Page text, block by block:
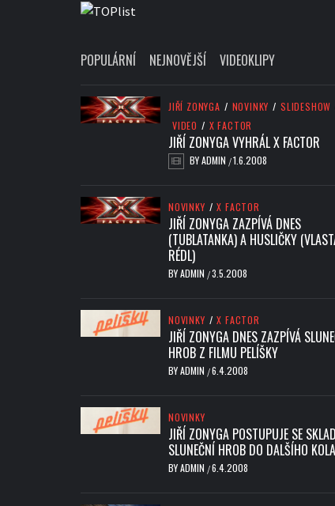
POPULÁRNÍ NEJNOVĚJŠÍ VIDEOKLIPY
JIŘÍ ZONYGA / NOVINKY / SLIDESHOW
VIDEO / X FACTOR
JIŘÍ ZONYGA VYHRÁL X FACTOR
BYADMIN /1.6.2008
NOVINKY / X FACTOR
JIŘÍ ZONYGA ZAZPÍVÁ DNES
(TUBLATANKA) A HUSLIČKY
RÉDL)
BYADMIN /3.5.2008
NOVINKY / X FACTOR
JIŘÍ ZONYGA DNES ZAZPÍVÁ
HROB Z FILMU PELÍŠKY
BYADMIN /6.4.2008
NOVINKY
JIŘÍ ZONYGA POSTUPUJE SE
SLUNEČNÍ HROB DO DALŠÍHO KOLA
BYADMIN /6.4.2008